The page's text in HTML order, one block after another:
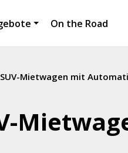
On the Road
Mietwagen mit